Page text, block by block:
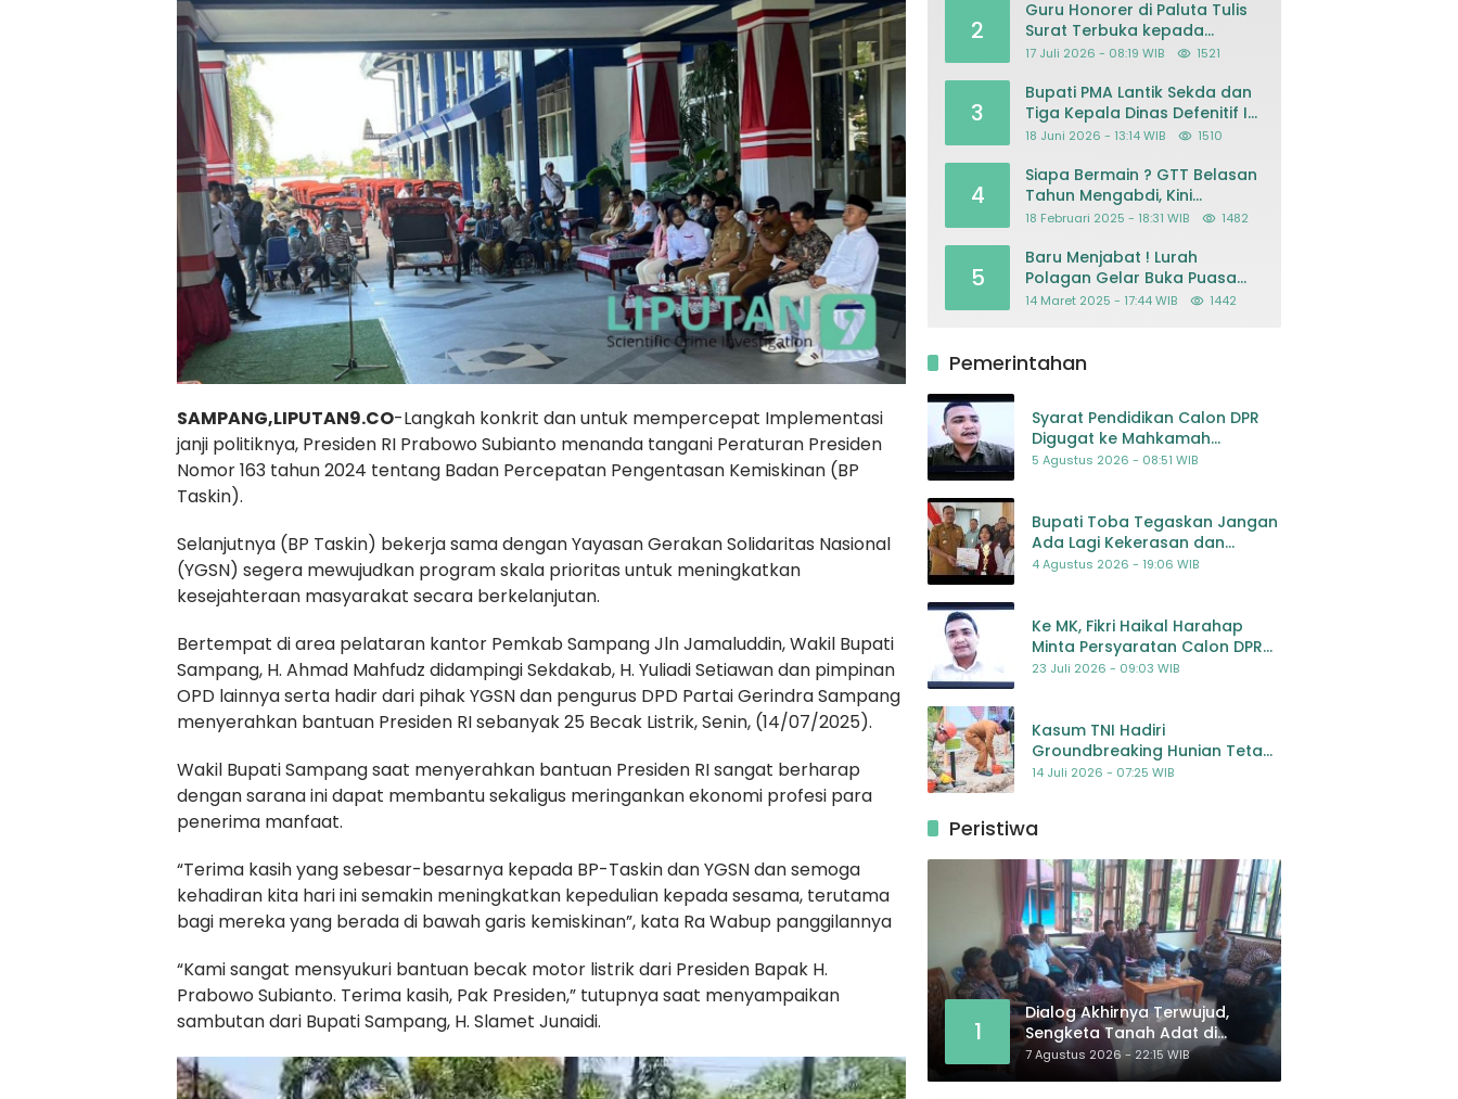
SAMPANG,LIPUTAN9.CO-Langkah konkrit dan untuk mempercepat Implementasi
janji politiknya, Presiden RI Prabowo Subianto menanda tangani Peraturan Presiden
Nomor 163 tahun 2024 tentang Badan Percepatan Pengentasan Kemiskinan (BP
Taskin).
Selanjutnya (BP Taskin) bekerja sama dengan Yayasan Gerakan Solidaritas Nasional
(YGSN) segera mewujudkan program skala prioritas untuk meningkatkan
kesejahteraan masyarakat secara berkelanjutan.
Bertempat di area pelataran kantor Pemkab Sampang Jln Jamaluddin, Wakil Bupati
Sampang, H. Ahmad Mahfudz didampingi Sekdakab, H. Yuliadi Setiawan dan pimpinan
OPD lainnya serta hadir dari pihak YGSN dan pengurus DPD Partai Gerindra Sampang
menyerahkan bantuan Presiden RI sebanyak 25 Becak Listrik, Senin, (14/07/2025).
Wakil Bupati Sampang saat menyerahkan bantuan Presiden RI sangat berharap
dengan sarana ini dapat membantu sekaligus meringankan ekonomi profesi para
penerima manfaat.
“Terima kasih yang sebesar-besarnya kepada BP-Taskin dan YGSN dan semoga
kehadiran kita hari ini semakin meningkatkan kepedulian kepada sesama, terutama
bagi mereka yang berada di bawah garis kemiskinan”, kata Ra Wabup panggilannya
“Kami sangat mensyukuri bantuan becak motor listrik dari Presiden Bapak H.
Prabowo Subianto. Terima kasih, Pak Presiden,” tutupnya saat menyampaikan
sambutan dari Bupati Sampang, H. Slamet Junaidi.
2
Guru Honorer di Paluta Tulis
Surat Terbuka kepada
Presiden Prabowo, Mohon
Kriminalisasi
17 Juli 2026 - 08:19 WIB 1521
3
Bupati PMA Lantik Sekda dan
Tiga Kepala Dinas Defenitif Ini
orangnya
18 Juni 2026 - 13:14 WIB 1510
4
Siapa Bermain ? GTT Belasan
Tahun Mengabdi, Kini
Dikeluarkan Sepihak Dari
18 Februari 2025 - 18:31 WIB 1482
5
Baru Menjabat ! Lurah
Polagan Gelar Buka Puasa
Bersama
14 Maret 2025 - 17:44 WIB 1442
Pemerintahan
Syarat Pendidikan Calon DPR
Digugat ke Mahkamah
Konstitusi
5 Agustus 2026 - 08:51 WIB
Bupati Toba Tegaskan Jangan
Ada Lagi Kekerasan dan
Bullying Terhadap Anak,
4 Agustus 2026 - 19:06 WIB
Ke MK, Fikri Haikal Harahap
Minta Persyaratan Calon DPR
Dilengkapi Penilaian
23 Juli 2026 - 09:03 WIB
Kasum TNI Hadiri
Groundbreaking Hunian Tetap
Pascabencana di
14 Juli 2026 - 07:25 WIB
Peristiwa
1
Dialog Akhirnya Terwujud,
Sengketa Tanah Adat di
Lingkar Proyek Strategis
Nasional Memasuki Babak
7 Agustus 2026 - 22:15 WIB